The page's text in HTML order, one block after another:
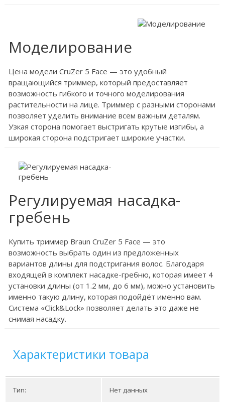
Моделирование
Цена модели CruZer 5 Face — это удобный
вращающийся триммер, который предоставляет
возможность гибкого и точного моделирования
растительности на лице. Триммер с разными сторонами
позволяет уделить внимание всем важным деталям.
Узкая сторона помогает выстригать крутые изгибы, а
широкая сторона подстригает широкие участки.
Регулируемая насадка-
гребень
Купить триммер Braun CruZer 5 Face — это
возможность выбрать один из предложенных
вариантов длины для подстригания волос. Благодаря
входящей в комплект насадке-гребню, которая имеет 4
установки длины (от 1.2 мм, до 6 мм), можно установить
именно такую длину, которая подойдёт именно вам.
Система «Click&Lock» позволяет делать это даже не
снимая насадку.
Характеристики товара
Тип: Нет данных